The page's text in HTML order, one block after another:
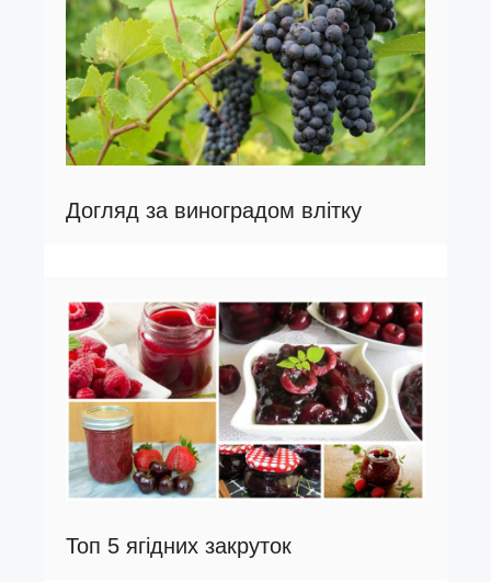
Догляд за виноградом влітку
Топ 5 ягідних закруток